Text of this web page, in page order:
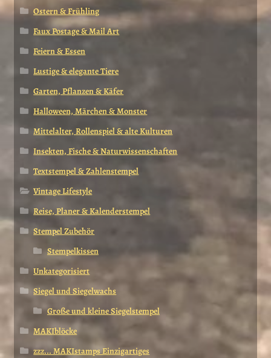
Ostern & Frühling
Faux Postage & Mail Art
Feiern & Essen
Lustige & elegante Tiere
Garten, Pflanzen & Käfer
Halloween, Märchen & Monster
Mittelalter, Rollenspiel & alte Kulturen
Insekten, Fische & Naturwissenschaften
Textstempel & Zahlenstempel
Vintage Lifestyle
Reise, Planer & Kalenderstempel
Stempel Zubehör
Stempelkissen
Unkategorisiert
Siegel und Siegelwachs
Große und kleine Siegelstempel
MAKIblöcke
zzz... MAKIstamps Einzigartiges